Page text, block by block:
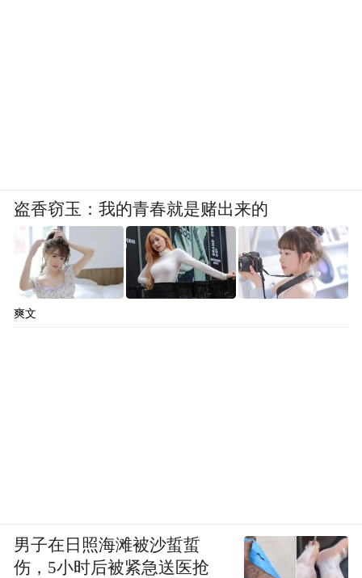
盗香窃玉：我的青春就是赌出来的
爽文
男子在日照海滩被沙蜇蜇
伤，5小时后被紧急送医抢